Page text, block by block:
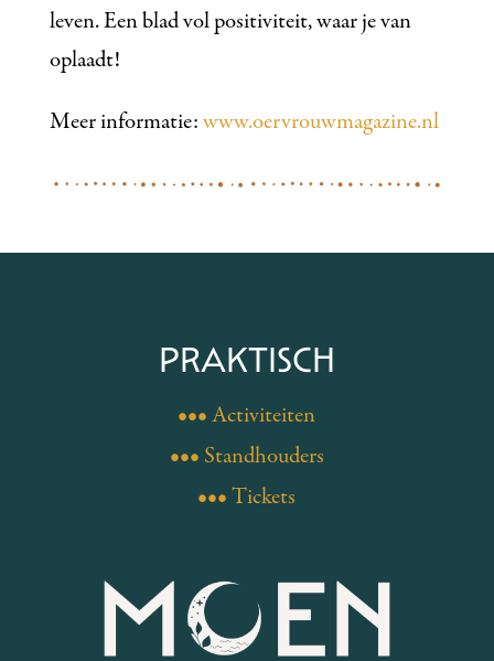
leven. Een blad vol positiviteit, waar je van
oplaadt!
Meer informatie:www.oervrouwmagazine.nl
PRAKTISCH
••• Activiteiten
••• Standhouders
••• Tickets